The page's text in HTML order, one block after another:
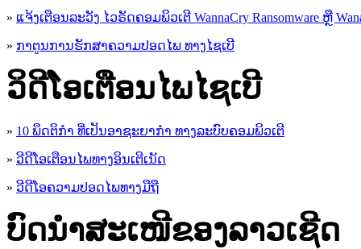
» ແຈ້ງເຕືອນລະວັງ ໄວຣັດຄອມພິວເຕີ WannaCry Ransomware ຫຼື
» ກາຕູນການຮັກສາຄວາມປອດໄພ ທາງໄຊເບີ
ວິດີໂອເຕືອນໄພໄຊເບີ
» 10 ພຶດຕິກໍາ ທີ່ເປັນອາຊະຍາກໍາ ທາງລະບົບຄອມພິວເຕີ
» ວີດີໂອເຕືອນໄພທາງອິນເຕີເນັດ
» ວ​ີ​ດີ​ໂອ​ຄວາມ​ປອດ​ໄພ​ທາງ​ມື​ຖື
ບົດນຳສະເໜີຂອງລາວເຊີດ